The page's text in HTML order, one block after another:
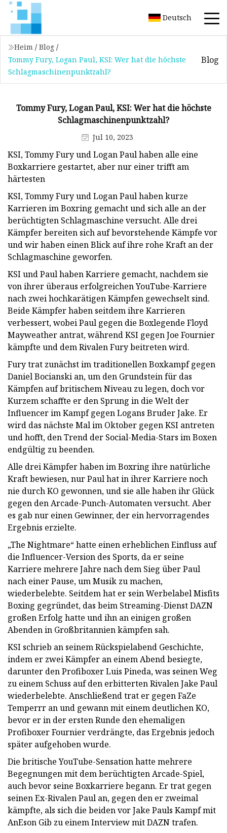
Deutsch
Heim / Blog /
Tommy Fury, Logan Paul, KSI: Wer hat die höchste
Schlagmaschinenpunktzahl?
Blog
Tommy Fury, Logan Paul, KSI: Wer hat die höchste
Schlagmaschinenpunktzahl?
Jul 10, 2023
KSI, Tommy Fury und Logan Paul haben alle eine
Boxkarriere gestartet, aber nur einer trifft am
härtesten
KSI, Tommy Fury und Logan Paul haben kurze
Karrieren im Boxring gemacht und sich alle an der
berüchtigten Schlagmaschine versucht. Alle drei
Kämpfer bereiten sich auf bevorstehende Kämpfe vor
und wir haben einen Blick auf ihre rohe Kraft an der
Schlagmaschine geworfen.
KSI und Paul haben Karriere gemacht, nachdem sie
von ihrer überaus erfolgreichen YouTube-Karriere
nach zwei hochkarätigen Kämpfen gewechselt sind.
Beide Kämpfer haben seitdem ihre Karrieren
verbessert, wobei Paul gegen die Boxlegende Floyd
Mayweather antrat, während KSI gegen Joe Fournier
kämpfte und dem Rivalen Fury beitreten wird.
Fury trat zunächst im traditionellen Boxkampf gegen
Daniel Bocianski an, um den Grundstein für das
Kämpfen auf britischem Niveau zu legen, doch vor
Kurzem schaffte er den Sprung in die Welt der
Influencer im Kampf gegen Logans Bruder Jake. Er
wird das nächste Mal im Oktober gegen KSI antreten
und hofft, den Trend der Social-Media-Stars im Boxen
endgültig zu beenden.
Alle drei Kämpfer haben im Boxring ihre natürliche
Kraft bewiesen, nur Paul hat in ihrer Karriere noch
nie durch KO gewonnen, und sie alle haben ihr Glück
gegen den Arcade-Punch-Automaten versucht. Aber
es gab nur einen Gewinner, der ein hervorragendes
Ergebnis erzielte.
„The Nightmare“ hatte einen erheblichen Einfluss auf
die Influencer-Version des Sports, da er seine
Karriere mehrere Jahre nach dem Sieg über Paul
nach einer Pause, um Musik zu machen,
wiederbelebte. Seitdem hat er sein Werbelabel Misfits
Boxing gegründet, das beim Streaming-Dienst DAZN
großen Erfolg hatte und ihn an einigen großen
Abenden in Großbritannien kämpfen sah.
KSI schrieb an seinem Rückspielabend Geschichte,
indem er zwei Kämpfer an einem Abend besiegte,
darunter den Profiboxer Luis Pineda, was seinen Weg
zu einem Schuss auf den erbitterten Rivalen Jake Paul
wiederbelebte. Anschließend trat er gegen FaZe
Temperrr an und gewann mit einem deutlichen KO,
bevor er in der ersten Runde den ehemaligen
Profiboxer Fournier verdrängte, das Ergebnis jedoch
später aufgehoben wurde.
Die britische YouTube-Sensation hatte mehrere
Begegnungen mit dem berüchtigten Arcade-Spiel,
auch bevor seine Boxkarriere begann. Er trat gegen
seinen Ex-Rivalen Paul an, gegen den er zweimal
kämpfte, als sich die beiden vor Jake Pauls Kampf mit
AnEson Gib zu einem Interview mit DAZN trafen.